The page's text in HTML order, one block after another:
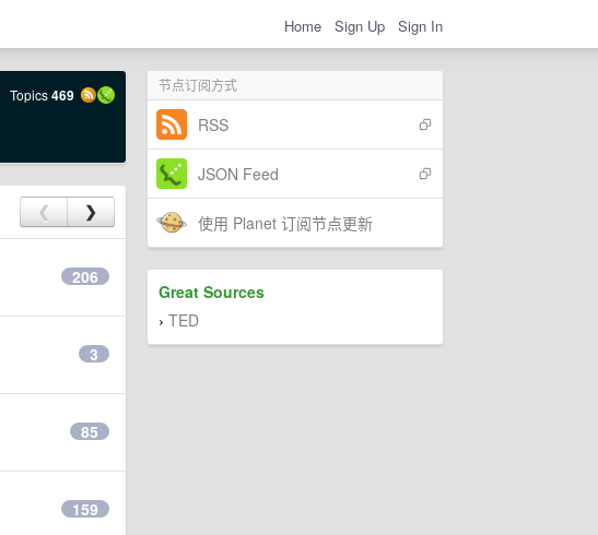
Home Sign Up Sign In
节点订阅方式
RSS
JSON Feed
使用 Planet 订阅节点更新
Great Sources
› TED
Topics469
❮ ❯
206
3
85
159